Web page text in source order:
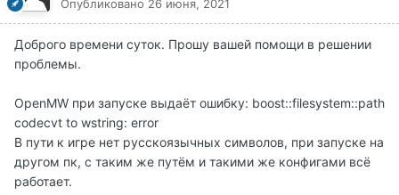
Опубликовано 26 июня, 2021
Доброго времени суток. Прошу вашей помощи в решении
проблемы.
OpenMW при запуске выдаёт ошибку: boost::filesystem::path
codecvt to wstring: error
В пути к игре нет русскоязычных символов, при запуске на
другом пк, с таким же путём и такими же конфигами всё
работает.